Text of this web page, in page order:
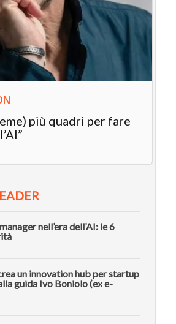
più quadri per fare
nell’era dell’AI: le 6
un innovation hub per startup
guida Ivo Boniolo (ex e-